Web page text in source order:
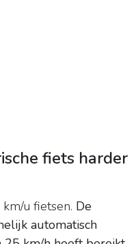
fiets harder
u fietsen. De
automatisch